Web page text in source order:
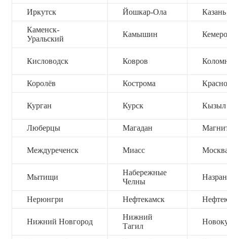
Иркутск Йошкар-Ола Казань
Каменск-
Уральский
Камышин
Кисловодск Ковров
Королёв Кострома
Курган Курск Кызыл
Люберцы Магадан
Междуреченск Миасс
Мытищи
Набережные
Челны
Нерюнгри Нефтекамск
Нижний Новгород
Нижний
Тагил